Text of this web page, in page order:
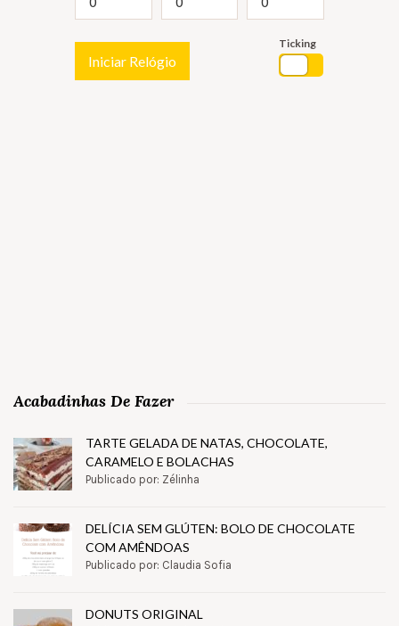
Iniciar Relógio
Ticking
Acabadinhas De Fazer
TARTE GELADA DE NATAS, CHOCOLATE,
CARAMELO E BOLACHAS
Publicado por: Zélinha
DELÍCIA SEM GLÚTEN: BOLO DE CHOCOLATE
COM AMÊNDOAS
Publicado por: Claudia Sofia
DONUTS ORIGINAL